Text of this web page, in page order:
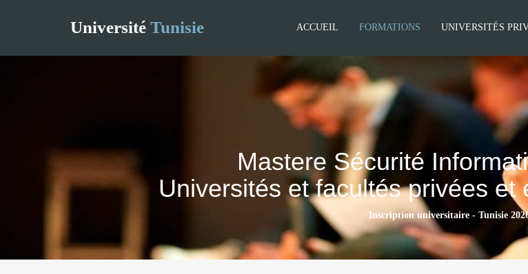
Université Tunisie ACCUEIL FORMATIONS UNIVERSITÉS
Mastere Sécurité
Universités et facultés privées et
Inscription universitaire - Tunisie